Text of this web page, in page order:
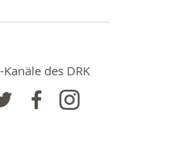
des DRK